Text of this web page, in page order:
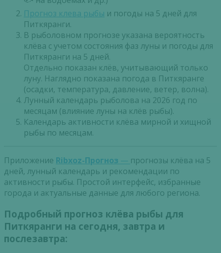
Прогноз клева рыбы и погоды на 5 дней для
Питкяранги.
В рыболовном прогнозе указана вероятность
клёва с учетом состояния фаз луны и погоды для
Питкяранги на 5 дней.
Отдельно показан клёв, учитывающий только
луну. Наглядно показана погода в Питкяранге
(осадки, температура, давление, ветер, волна).
Лунный календарь рыболова на 2026 год по
месяцам (влияние луны на клёв рыбы).
Календарь активности клёва мирной и хищной
рыбы по месяцам.
Приложение Ribxoz-Прогноз — прогнозы клёва на 5
дней, лунный календарь и рекомендации по
активности рыбы. Простой интерфейс, избранные
города и актуальные данные для любого региона.
Подробный прогноз клёва рыбы для
Питкяранги на сегодня, завтра и
послезавтра: